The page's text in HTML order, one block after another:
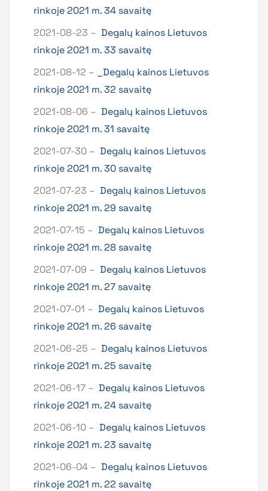
rinkoje 2021 m. 34 savaitę
2021-08-23 – Degalų kainos Lietuvos
rinkoje 2021 m. 33 savaitę
2021-08-12 –
_Degalų kainos Lietuvos
rinkoje 2021 m. 32 savaitę
2021-08-06 – Degalų kainos Lietuvos
rinkoje 2021 m. 31 savaitę
2021-07-30 – Degalų kainos Lietuvos
rinkoje 2021 m. 30 savaitę
2021-07-23 – Degalų kainos Lietuvos
rinkoje 2021 m. 29 savaitę
2021-07-15 – Degalų kainos Lietuvos
rinkoje 2021 m. 28 savaitę
2021-07-09 – Degalų kainos Lietuvos
rinkoje 2021 m. 27 savaitę
2021-07-01 – Degalų kainos Lietuvos
rinkoje 2021 m. 26 savaitę
2021-06-25 – Degalų kainos Lietuvos
rinkoje 2021 m. 25 savaitę
2021-06-17 – Degalų kainos Lietuvos
rinkoje 2021 m. 24 savaitę
2021-06-10 – Degalų kainos Lietuvos
rinkoje 2021 m. 23 savaitę
2021-06-04 – Degalų kainos Lietuvos
rinkoje 2021 m. 22 savaitę